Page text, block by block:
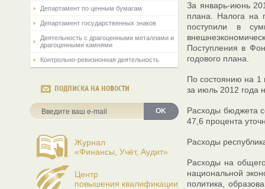
Департамент по ценным бумагам
Департамент государственных знаков
Деятельность с драгоценными металлами и
драгоценными камнями
Контрольно-ревизионная деятельность
ПОДПИСКА НА НОВОСТИ
OK
Журнал
«Финансы, Учёт, Аудит»
Центр
повышения квалификации
За январь-июнь
плана. Налога на
поступили в
Поступления в
годового плана.
По состоянию на 1
за июль 2012 года
Расходы бюджета
47,6 процента
Расходы
Расходы на
национальной
политика,